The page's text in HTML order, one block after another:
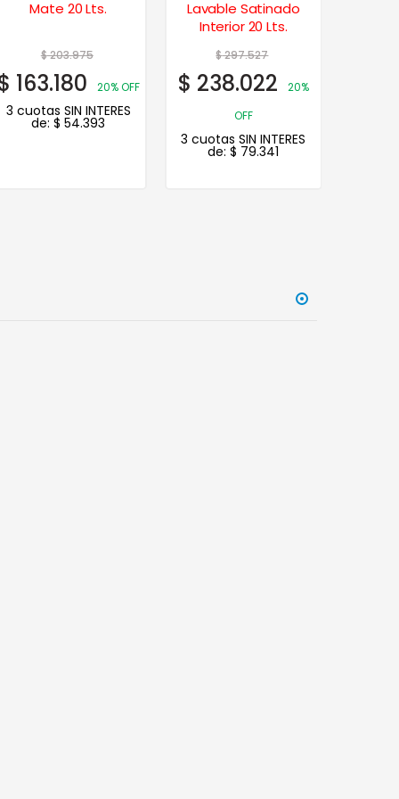
Mate 20 Lts.
$203.975
163.180 20% OFF
3 cuotas SIN INTERES
de:$ 54.393
Lavable Satinado
Interior 20 Lts.
$297.527
$ 238.022
20%
OFF
3 cuotas SIN INTERES
de:$ 79.341